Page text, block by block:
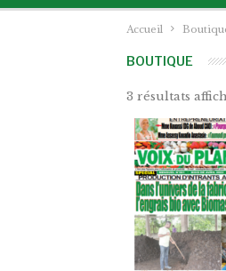
Accueil
BOUTIQUE
3 résultats